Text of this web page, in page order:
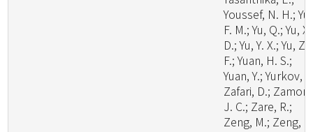
Youssef, N. H.; Yu,
F. M.; Yu, Q.; Yu, X.
D.; Yu, Y. X.; Yu, Z.
F.; Yuan, H. S.;
Yuan, Y.; Yurkov,
Zafari, D.;
J. C.; Zare, R.;
Zeng, M.; Zeng,